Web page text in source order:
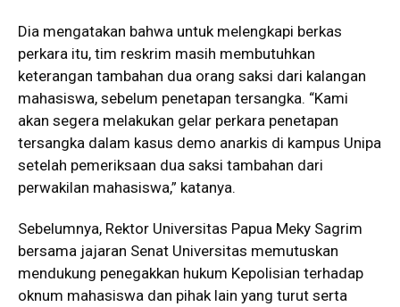
Dia mengatakan bahwa untuk melengkapi berkas
perkara itu, tim reskrim masih membutuhkan
keterangan tambahan dua orang saksi dari kalangan
mahasiswa, sebelum penetapan tersangka. “Kami
akan segera melakukan gelar perkara penetapan
tersangka dalam kasus demo anarkis di kampus Unipa
setelah pemeriksaan dua saksi tambahan dari
perwakilan mahasiswa,” katanya.
Sebelumnya, Rektor Universitas Papua Meky Sagrim
bersama jajaran Senat Universitas memutuskan
mendukung penegakkan hukum Kepolisian terhadap
oknum mahasiswa dan pihak lain yang turut serta